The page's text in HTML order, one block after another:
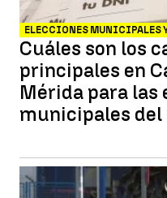
ELECCIONES MUNICIPALES
Cuáles son los
principales en
Mérida para las
municipales del